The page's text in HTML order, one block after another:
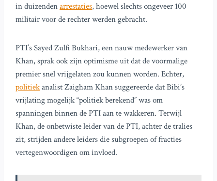
in duizendenarrestaties, hoewel slechts ongeveer 100
militair voor de rechter werden gebracht.
PTI’s Sayed Zulfi Bukhari, een nauw medewerker van
Khan, sprak ook zijn optimisme uit dat de voormalige
premier snel vrijgelaten zou kunnen worden. Echter,
politiekanalist Zaigham Khan suggereerde dat Bibi’s
vrijlating mogelijk “politiek berekend” was om
spanningen binnen de PTI aan te wakkeren. Terwijl
Khan, de onbetwiste leider van de PTI, achter de tralies
zit, strijden andere leiders die subgroepen of fracties
vertegenwoordigen om invloed.